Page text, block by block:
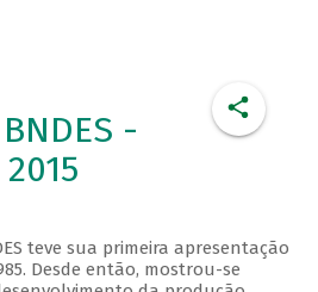
-
teve sua primeira apresentação
Desde então, mostrou-se